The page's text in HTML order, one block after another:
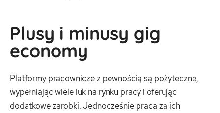
Plusy i minusy gig
economy
Platformy pracownicze z pewnością są pożyteczne,
wypełniając wiele luk na rynku pracy i oferując
dodatkowe zarobki. Jednocześnie praca za ich